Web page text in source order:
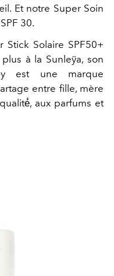
Et notre Super Soin
30.
Stick Solaire SPF50+
à la Sunleÿa, son
est une marque
entre fille, mère
aux parfums et